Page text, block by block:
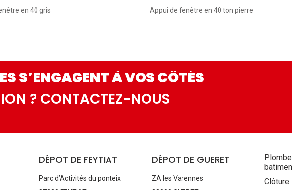
en 40 gris Appui de fenêtre en 40 ton pierre
S’ENGAGENT À VOS CÔTÉS
? CONTACTEZ-NOUS
DÉPOT DE FEYTIAT
Parc d’Activités du ponteix
DÉPOT DE GUERET
ZA les Varennes
Aller
au
contenu
Clôture